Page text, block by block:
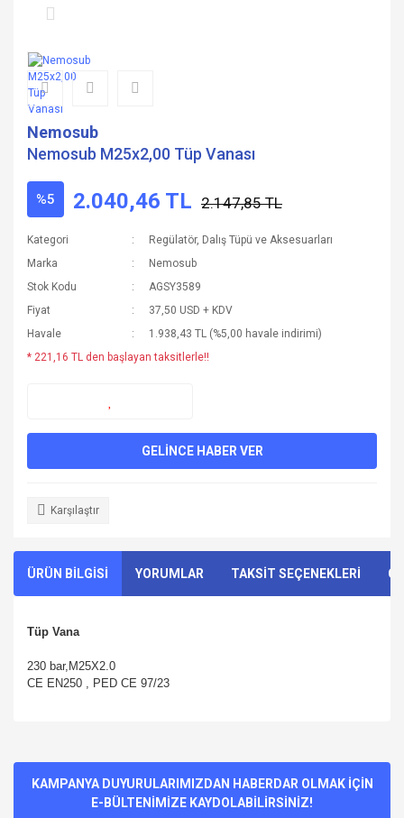
Nemosub
Nemosub M25x2,00 Tüp Vanası
%5 2.040,46 TL 2.147,85 TL
Kategori
Regülatör, Dalış Tüpü ve Aksesuarları
Marka
Nemosub
Stok Kodu
AGSY3589
Fiyat
37,50 USD + KDV
Havale
1.938,43 TL (%5,00 havale indirimi)
* 221,16 TL den başlayan taksitlerle!!
GELİNCE HABER VER
Karşılaştır
ÜRÜN BİLGİSİ YORUMLAR TAKSİT SEÇENEKLERİ
Tüp Vana
230 bar,M25X2.0
CE EN250 , PED CE 97/23
Yorum Yaz
kullanarak tarafımıza iletebilirsiniz.
Görüş ve önerileriniz için teşekkür ederiz.
KAMPANYA DUYURULARIMIZDAN HABERDAR OLMAK İÇİN
E-BÜLTENİMİZE KAYDOLABİLİRSİNİZ!